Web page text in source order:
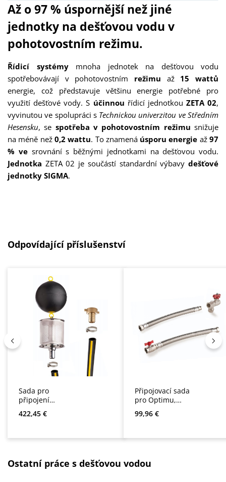
Až o 97 % úspornější než jiné
jednotky na dešťovou vodu v
pohotovostním režimu.
Řídicí systémy mnoha jednotek na dešťovou vodu
spotřebovávají v pohotovostním režimu až 15 wattů
energie, což představuje většinu energie potřebné pro
využití dešťové vody. S účinnou řídicí jednotkou ZETA 02,
vyvinutou ve spolupráci s Technickou univerzitou ve Středním
Hesensku, se spotřeba v pohotovostním režimu snižuje
na méně než 0,2 wattu. To znamená úsporu energie až97
% vesrovnání s běžnými jednotkami na dešťovou vodu.
Jednotka ZETA 02 je součástí standardní výbavy dešťové
jednotky SIGMA.
Přeskočit galerii produktů
Odpovídající příslušenství
Sada pro
připojení
splachovací
nádržky Multimat,
Optima Plus,
Běžná cena:
422,45 €
Připojovací sada
pro Optimu,
Sigmu a
oddělovací stanici
9
Běžná cena:
99,96 €
Přeskočit galerii produktů
Ostatní práce s dešťovou vodou